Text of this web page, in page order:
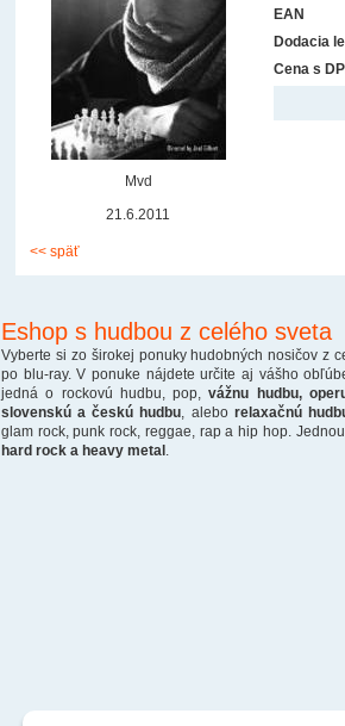
Mvd
21.6.2011
EAN
Dodacia
Cena s
<< späť
Eshop s hudbou z celého sveta
Vyberte si zo širokej ponuky hudobných nosičov z
po blu-ray. V ponuke nájdete určite aj vášho
jedná o rockovú hudbu, pop,vážnu hudbu,
slovenskú a českú hudbu , alebo relaxačnú
glam rock, punk rock, reggae, rap a hip hop.
hard rock a heavy metal